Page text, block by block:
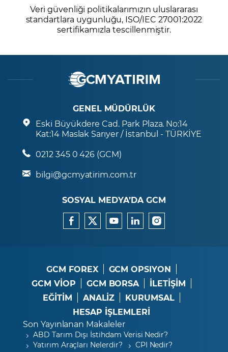
Veri güvenliği politikalarımızın uluslararası
standartlara uygunluğu, ISO/IEC 27001:2022
sertifikamızla tescillenmiştir.
GENEL MÜDÜRLÜK
Eski Büyükdere Cad. Park Plaza. No:14
Kat:14 Maslak Sarıyer / İstanbul - TÜRKİYE
0212 345 0 426 (GCM)
bilgi@gcmyatirim.com.tr
SOSYAL MEDYA’DA GCM
GCM FOREX
GCM OPSIYON
GCM VİOP
GCM BORSA
İLETİŞİM
EĞİTİM
ANALİZ
KURUMSAL
HESAP İŞLEMLERİ
Son Yayınlanan Makaleler
ABD Tarım Dışı İstihdam Verisi Nedir?
Yatırım Araçları Nelerdir?
CPI Nedir?